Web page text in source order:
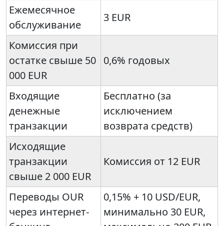
Ежемесячное
обслуживание
3 EUR
Комиссия при
остатке свыше 50
000 EUR
0,6% годовых
Входящие
денежные
транзакции
Бесплатно (за
исключением
возврата средств)
Исходящие
транзакции
свыше 2 000 EUR
Комиссия от 12 EUR
Переводы OUR
через интернет-
0,15% + 10 USD/EUR,
минимально 30 EUR,